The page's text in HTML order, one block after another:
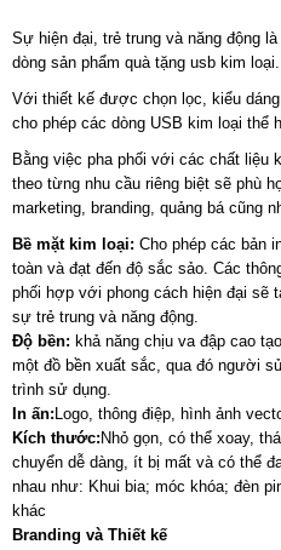
Sự hiện đại, trẻ trung và năng động
dòng sản phẩm quà tặng usb kim loại.
Với thiết kế được chọn lọc, kiểu
cho phép các dòng USB kim loại thể
Bằng việc pha phối với các chất liệu
theo từng nhu cầu riêng biệt sẽ phù
marketing, branding, quảng bá cũng
Bề mặt kim loại: Cho phép các bản
toàn và đạt đến độ sắc sảo. Các
phối hợp với phong cách hiện đại sẽ
sự trẻ trung và năng động.
Độ bền: khả năng chịu va đập cao
một đồ bền xuất sắc, qua đó người
trình sử dụng.
In ấn: Logo, thông điệp, hình ảnh
Kích thước: Nhỏ gọn, có thể xoay,
chuyển dễ dàng, ít bị mất và có thể
nhau như: Khui bia; móc khóa; đèn
khác
Branding và Thiết kế